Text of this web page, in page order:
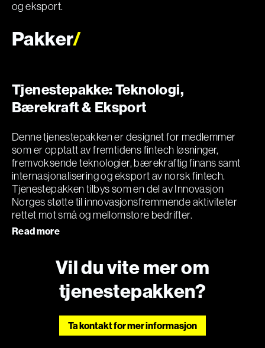
og eksport.
Pakker/
Tjenestepakke: Teknologi,
Bærekraft & Eksport
Denne tjenestepakken er designet for medlemmer
som er opptatt av fremtidens fintech løsninger,
fremvoksende teknologier, bærekraftig finans samt
internasjonalisering og eksport av norsk fintech.
Tjenestepakken tilbys som en del av Innovasjon
Norges støtte til innovasjonsfremmende aktiviteter
rettet mot små og mellomstore bedrifter.
Read more
Vil du vite mer om
tjenestepakken?
Ta kontakt for mer informasjon